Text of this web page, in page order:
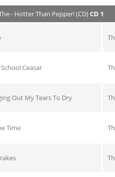
- Hotter Than Pepper! (CD)CD 1
Ceasar
Out My Tears To Dry
Time